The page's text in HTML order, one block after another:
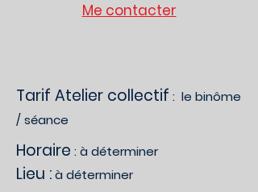
Me contacter
Tarif Atelier collectif : le binôme
/ séance
Horaire : à déterminer
Lieu :à déterminer